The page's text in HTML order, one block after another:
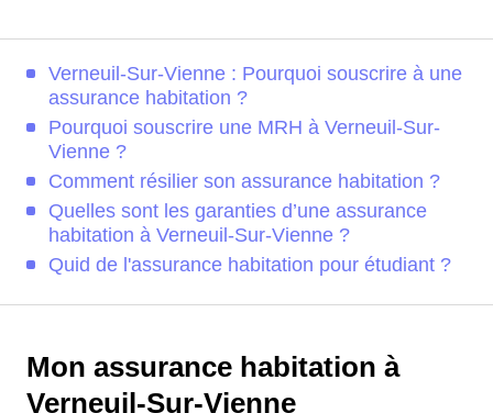
Verneuil-Sur-Vienne : Pourquoi souscrire à une
assurance habitation ?
Pourquoi souscrire une MRH à Verneuil-Sur-
Vienne ?
Comment résilier son assurance habitation ?
Quelles sont les garanties d’une assurance
habitation à Verneuil-Sur-Vienne ?
Quid de l'assurance habitation pour étudiant ?
Mon assurance habitation à
Verneuil-Sur-Vienne